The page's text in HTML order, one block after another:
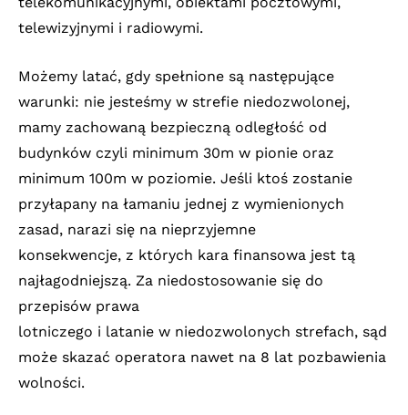
telewizyjnymi i radiowymi.
Możemy latać, gdy spełnione są następujące
warunki: nie jesteśmy w strefie niedozwolonej,
mamy zachowaną bezpieczną odległość od
budynków czyli minimum 30m w pionie oraz
minimum 100m w poziomie. Jeśli ktoś zostanie
przyłapany na łamaniu jednej z wymienionych
zasad, narazi się na nieprzyjemne
konsekwencje, z których kara finansowa jest tą
najłagodniejszą. Za niedostosowanie się do
przepisów prawa
lotniczego i latanie w niedozwolonych strefach, sąd
może skazać operatora nawet na 8 lat pozbawienia
wolności.